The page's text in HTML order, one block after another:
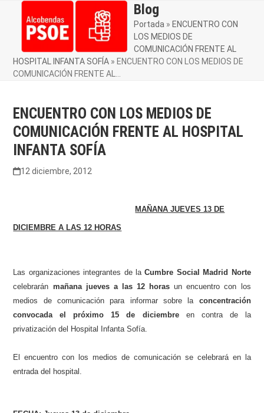
contentmobile
menu
mobile
menu
Blog
Portada » ENCUENTRO CON
LOS MEDIOS DE
COMUNICACIÓN FRENTE AL
HOSPITAL INFANTA SOFÍA » ENCUENTRO CON LOS MEDIOS DE
COMUNICACIÓN FRENTE AL…
ENCUENTRO CON LOS MEDIOS DE
COMUNICACIÓN FRENTE AL HOSPITAL
INFANTA SOFÍA
12 diciembre, 2012
MAÑANA JUEVES 13 DE
DICIEMBRE A LAS 12 HORAS
Las organizaciones integrantes de laCumbre Social Madrid Norte
celebrarán mañana jueves a las 12 horas un encuentro con los
medios de comunicación para informar sobre la concentración
convocada el próximo 15 de diciembreen contra de la
privatización del Hospital Infanta Sofía.
El encuentro con los medios de comunicación se celebrará en la
entrada del hospital.